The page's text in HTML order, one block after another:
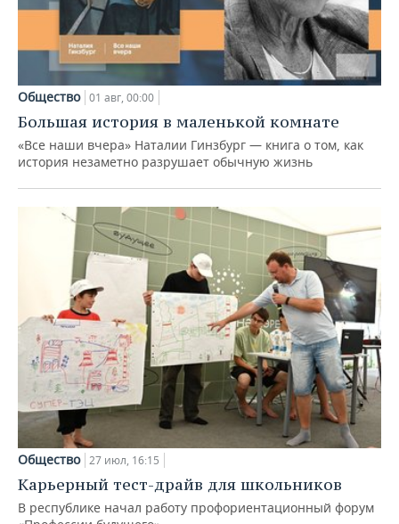
Общество 01 авг, 00:00
Большая история в маленькой комнате
«Все наши вчера» Наталии Гинзбург — книга о том, как
история незаметно разрушает обычную жизнь
Общество 27 июл, 16:15
Карьерный тест-драйв для школьников
В республике начал работу профориентационный форум